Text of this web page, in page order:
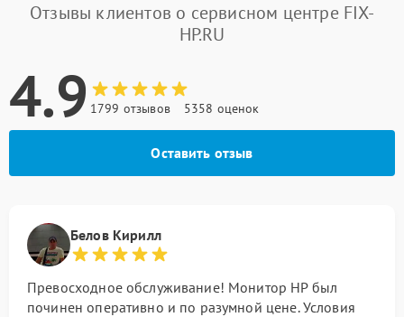
Отзывы клиентов о сервисном центре FIX-
HP.RU
4.9 1799 отзывов 5358 оценок
Оставить отзыв
Белов Кирилл
Превосходное обслуживание! Монитор HP был
починен оперативно и по разумной цене. Условия